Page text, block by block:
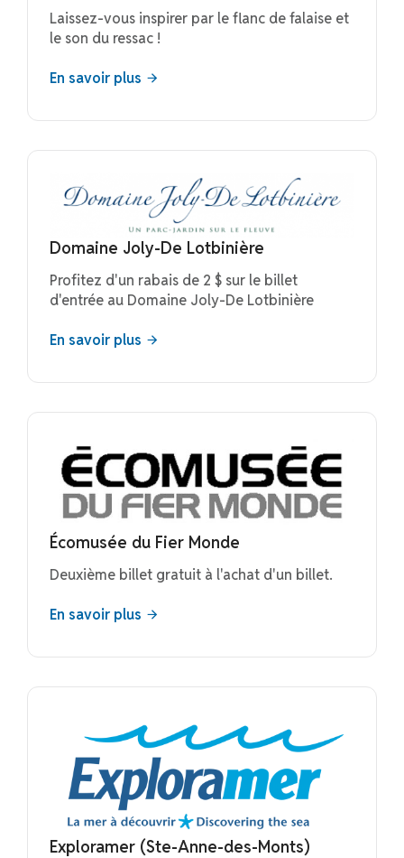
Laissez-vous inspirer par le flanc de falaise et
le son du ressac !
En savoir plus
Domaine Joly-De Lotbinière
Profitez d'un rabais de 2 $ sur le billet
d'entrée au Domaine Joly-De Lotbinière
En savoir plus
Écomusée du Fier Monde
Deuxième billet gratuit à l'achat d'un billet.
En savoir plus
Exploramer (Ste-Anne-des-Monts)